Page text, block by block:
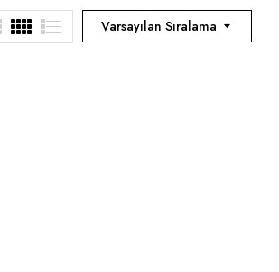
Varsayılan Sıralama